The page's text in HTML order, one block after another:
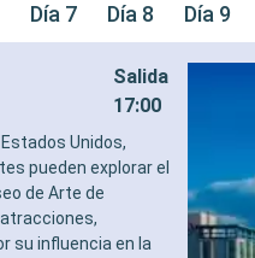
Día 7 Día 8 Día 9
Salida
17:00
Unidos,
pueden explorar el
de Arte de
atracciones,
su influencia en la